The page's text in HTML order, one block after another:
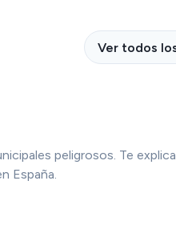
Ver todos
peligrosos. Te
España.